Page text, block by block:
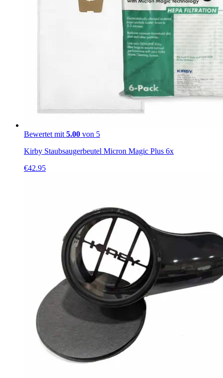
Bewertet mit 5.00 von 5
Kirby Staubsaugerbeutel Micron Magic Plus 6x
€42.95